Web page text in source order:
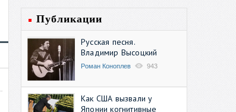
Публикации
Русская песня.
Владимир Высоцкий
Роман Коноплев 943
Как США вызвали у
Японии когнитивные